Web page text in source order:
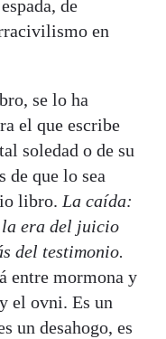
de
en
se lo ha
el que escribe
soledad o de su
de que lo sea
libro. La caída:
la era del juicio
del testimonio.
entre mormona y
el ovni. Es un
un desahogo, es